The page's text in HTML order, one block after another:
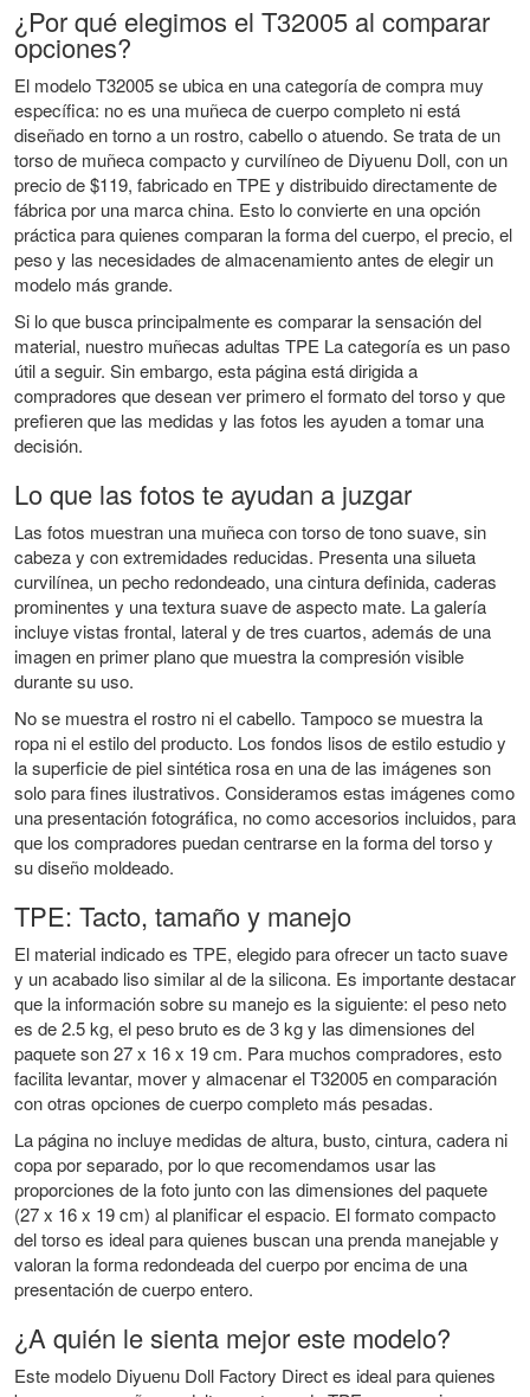
¿Por qué elegimos el T32005 al comparar
opciones?
El modelo T32005 se ubica en una categoría de compra muy
específica: no es una muñeca de cuerpo completo ni está
diseñado en torno a un rostro, cabello o atuendo. Se trata de un
torso de muñeca compacto y curvilíneo de Diyuenu Doll, con un
precio de $119, fabricado en TPE y distribuido directamente de
fábrica por una marca china. Esto lo convierte en una opción
práctica para quienes comparan la forma del cuerpo, el precio, el
peso y las necesidades de almacenamiento antes de elegir un
modelo más grande.
Si lo que busca principalmente es comparar la sensación del
material, nuestro muñecas adultas TPE La categoría es un paso
útil a seguir. Sin embargo, esta página está dirigida a
compradores que desean ver primero el formato del torso y que
prefieren que las medidas y las fotos les ayuden a tomar una
decisión.
Lo que las fotos te ayudan a juzgar
Las fotos muestran una muñeca con torso de tono suave, sin
cabeza y con extremidades reducidas. Presenta una silueta
curvilínea, un pecho redondeado, una cintura definida, caderas
prominentes y una textura suave de aspecto mate. La galería
incluye vistas frontal, lateral y de tres cuartos, además de una
imagen en primer plano que muestra la compresión visible
durante su uso.
No se muestra el rostro ni el cabello. Tampoco se muestra la
ropa ni el estilo del producto. Los fondos lisos de estilo estudio y
la superficie de piel sintética rosa en una de las imágenes son
solo para fines ilustrativos. Consideramos estas imágenes como
una presentación fotográfica, no como accesorios incluidos, para
que los compradores puedan centrarse en la forma del torso y
su diseño moldeado.
TPE: Tacto, tamaño y manejo
El material indicado es TPE, elegido para ofrecer un tacto suave
y un acabado liso similar al de la silicona. Es importante destacar
que la información sobre su manejo es la siguiente: el peso neto
es de 2.5 kg, el peso bruto es de 3 kg y las dimensiones del
paquete son 27 x 16 x 19 cm. Para muchos compradores, esto
facilita levantar, mover y almacenar el T32005 en comparación
con otras opciones de cuerpo completo más pesadas.
La página no incluye medidas de altura, busto, cintura, cadera ni
copa por separado, por lo que recomendamos usar las
proporciones de la foto junto con las dimensiones del paquete
(27 x 16 x 19 cm) al planificar el espacio. El formato compacto
del torso es ideal para quienes buscan una prenda manejable y
valoran la forma redondeada del cuerpo por encima de una
presentación de cuerpo entero.
¿A quién le sienta mejor este modelo?
Este modelo Diyuenu Doll Factory Direct es ideal para quienes